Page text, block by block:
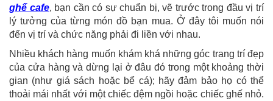
ghế cafe, bạn cần có sự chuẩn bị, vẽ trước trong đầu vị trí
lý tưởng của từng món đồ bạn mua. Ở đây tôi muốn nói
đến vị trí và chức năng phải đi liền với nhau.
Nhiều khách hàng muốn khám khá những góc trang trí đẹp
của cửa hàng và dừng lại ở đâu đó trong một khoảng thời
gian (như giá sách hoặc bể cá); hãy đảm bảo họ có thể
thoải mái nhất với một chiếc đệm ngồi hoặc chiếc ghế nhỏ.